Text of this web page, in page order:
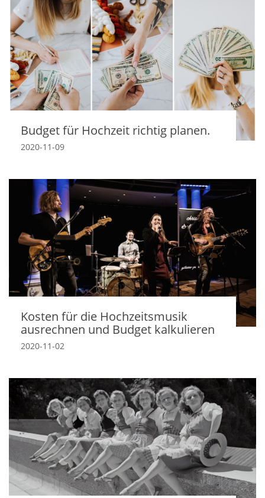
Budget für Hochzeit richtig planen.
2020-11-09
Kosten für die Hochzeitsmusik
ausrechnen und Budget kalkulieren
2020-11-02